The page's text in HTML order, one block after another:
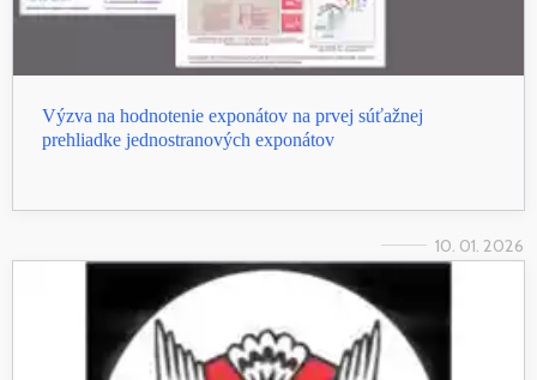
Výzva na hodnotenie exponátov na prvej súťažnej
prehliadke jednostranových exponátov
10. 01. 2026